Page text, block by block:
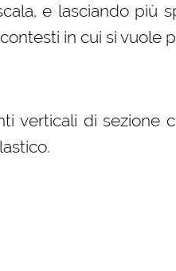
e lasciando più
in cui si vuole
verticali di sezione